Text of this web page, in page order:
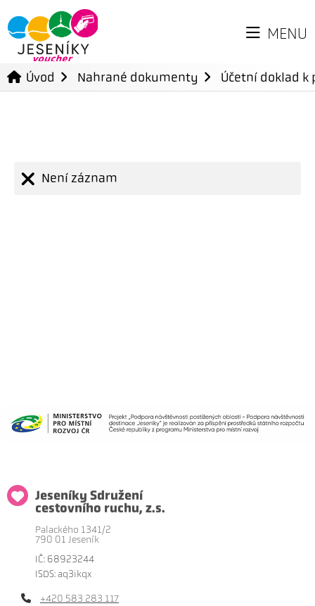
MENU
Úvod Nahrané dokumenty Účetní doklad
Není záznam
Jeseníky Sdružení
cestovního ruchu, z.s.
Palackého 1341/2
790 01 Jeseník
IČ: 68923244
ISDS: aq3ikqx
+420 583 283 117